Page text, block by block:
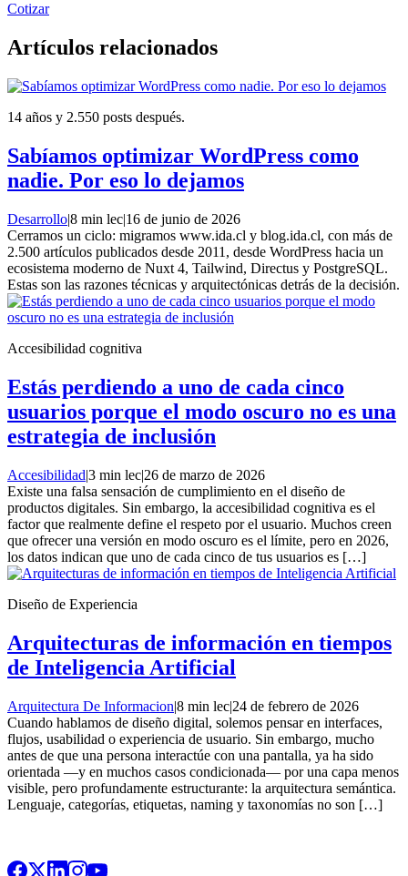
Cotizar
Artículos relacionados
14 años y 2.550 posts después.
Sabíamos optimizar WordPress como
nadie. Por eso lo dejamos
Desarrollo|8 min lec|16 de junio de 2026
Cerramos un ciclo: migramos www.ida.cl y blog.ida.cl, con más de
2.500 artículos publicados desde 2011, desde WordPress hacia un
ecosistema moderno de Nuxt 4, Tailwind, Directus y PostgreSQL.
Estas son las razones técnicas y arquitectónicas detrás de la decisión.
Accesibilidad cognitiva
Estás perdiendo a uno de cada cinco
usuarios porque el modo oscuro no es una
estrategia de inclusión
Accesibilidad|3 min lec|26 de marzo de 2026
Existe una falsa sensación de cumplimiento en el diseño de
productos digitales. Sin embargo, la accesibilidad cognitiva es el
factor que realmente define el respeto por el usuario. Muchos creen
que ofrecer una versión en modo oscuro es el límite, pero en 2026,
los datos indican que uno de cada cinco de tus usuarios es […]
Diseño de Experiencia
Arquitecturas de información en tiempos
de Inteligencia Artificial
Arquitectura De Informacion|8 min lec|24 de febrero de 2026
Cuando hablamos de diseño digital, solemos pensar en interfaces,
flujos, usabilidad o experiencia de usuario. Sin embargo, mucho
antes de que una persona interactúe con una pantalla, ya ha sido
orientada —y en muchos casos condicionada— por una capa menos
visible, pero profundamente estructurante: la arquitectura semántica.
Lenguaje, categorías, etiquetas, naming y taxonomías no son […]